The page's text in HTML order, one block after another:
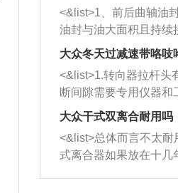
西取出来。但如果是
的堵塞，就需要将三元
洗剂对堵塞的情况得到
放在燃油箱中，与燃油
动时，就可以和汽油一
室，最后形成废气排出
催化器得到清洗，排气
能够得到解决。
一圈半的练习，往右同
圈数。 <&list>3、最后
习，这样就可以形成肌
驾驶车辆时，不需要
向。
<&list>1、前后曲轴油
油封与油大面积且持续
和发动机内持续温度变
逐渐减弱，导致渗油或
活塞间隙过大：积碳会
的间隙扩大，导致机油
造成烧机油。<&list>3
机油粘度过小的话，
象，机油粘度过小具有
大众冬天过减速带咯吱
<&list>1.转向器拉杆头
断间隙需要专用仪器和
无法制作，需要将车辆
店；<&list>2.车辆半轴
裂，破裂后会出现漏油
损严重，磨损的半轴容
响；<&list>3.稳定器的
大众干式双离合耐用吗
<&list>总体而言不太耐
式离合器如果放在十几